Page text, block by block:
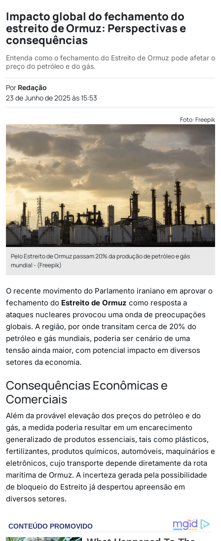
Impacto global do fechamento do
estreito de Ormuz: Perspectivas e
consequências
Entenda como o fechamento do Estreito de Ormuz pode afetar o
preço do petróleo e do gás.
Por Redação
23 de Junho de 2025 às 15:53
Foto: Freepik
Pelo Estreito de Ormuz passam 20% da produção de petróleo e gás
mundial - (Freepik)
O recente movimento do Parlamento iraniano em aprovar o
fechamento do Estreito de Ormuz como resposta a
ataques nucleares provocou uma onda de preocupações
globais. A região, por onde transitam cerca de 20% do
petróleo e gás mundiais, poderia ser cenário de uma
tensão ainda maior, com potencial impacto em diversos
setores da economia.
Consequências Econômicas e
Comerciais
Além da provável elevação dos preços do petróleo e do
gás, a medida poderia resultar em um encarecimento
generalizado de produtos essenciais, tais como plásticos,
fertilizantes, produtos químicos, automóveis, maquinários e
eletrônicos, cujo transporte depende diretamente da rota
marítima de Ormuz. A incerteza gerada pela possibilidade
de bloqueio do Estreito já despertou apreensão em
diversos setores.